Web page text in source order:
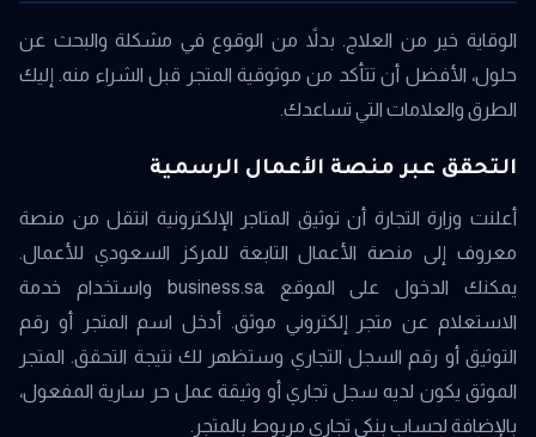
الوقاية خير من العلاج. بدلاً من الوقوع في مشكلة والبحث عن
حلول، الأفضل أن تتأكد من موثوقية المتجر قبل الشراء منه. إليك
الطرق والعلامات التي تساعدك.
التحقق عبر منصة الأعمال الرسمية
أعلنت وزارة التجارة أن توثيق المتاجر الإلكترونية انتقل من منصة
معروف إلى منصة الأعمال التابعة للمركز السعودي للأعمال.
يمكنك الدخول على الموقع business.sa واستخدام خدمة
الاستعلام عن متجر إلكتروني موثق. أدخل اسم المتجر أو رقم
التوثيق أو رقم السجل التجاري وستظهر لك نتيجة التحقق. المتجر
الموثق يكون لديه سجل تجاري أو وثيقة عمل حر سارية المفعول،
بالإضافة لحساب بنكي تجاري مربوط بالمتجر.